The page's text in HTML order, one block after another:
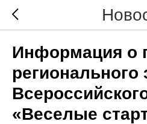
Информация о
регионального
«Веселые